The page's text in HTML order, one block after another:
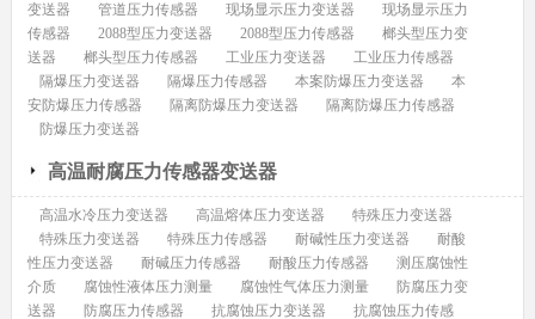
变送器
管道压力传感器 现场显示压力变送器
现场显示压力
传感器
2088型压力变送器 2088型压力传感器
榔头型压力变
送器
榔头型压力传感器 工业压力变送器
工业压力传感器
隔爆压力变送器
隔爆压力传感器 本案防爆压力变送器
本
安防爆压力传感器
隔离防爆压力变送器
隔离防爆压力传感器
防爆压力变送器
高温耐腐压力传感器变送器
高温水冷压力变送器 高温熔体压力变送器
特殊压力变送器
特殊压力变送器
特殊压力传感器 耐碱性压力变送器
耐酸
性压力变送器
耐碱压力传感器 耐酸压力传感器
测压腐蚀性
介质
腐蚀性液体压力测量 腐蚀性气体压力测量
防腐压力变
送器
防腐压力传感器 抗腐蚀压力变送器
抗腐蚀压力传感